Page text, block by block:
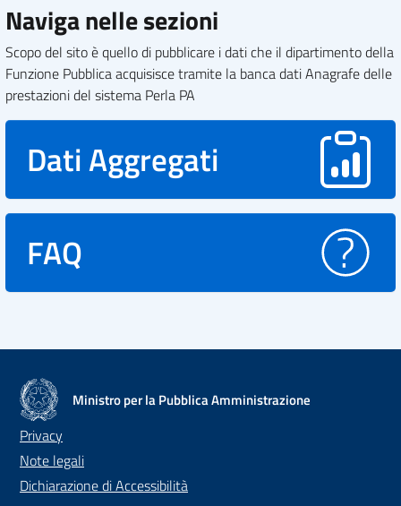
Naviga nelle sezioni
Scopo del sito è quello di pubblicare i dati che il dipartimento della
Funzione Pubblica acquisisce tramite la banca dati Anagrafe delle
prestazioni del sistema Perla PA
Dati Aggregati
FAQ
Ministro per la Pubblica Amministrazione
Privacy
Note legali
Dichiarazione di Accessibilità